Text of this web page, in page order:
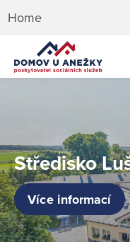
Home
Středisko
Více informací